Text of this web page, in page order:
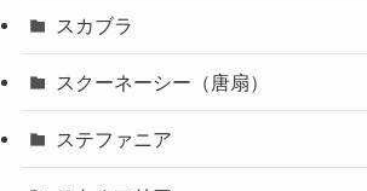
スカブラ
スクーネーシー（唐扇）
ステファニア